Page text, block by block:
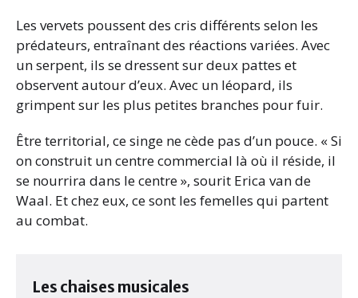
Les vervets poussent des cris différents selon les
prédateurs, entraînant des réactions variées. Avec
un serpent, ils se dressent sur deux pattes et
observent autour d’eux. Avec un léopard, ils
grimpent sur les plus petites branches pour fuir.
Être territorial, ce singe ne cède pas d’un pouce. « Si
on construit un centre commercial là où il réside, il
se nourrira dans le centre », sourit Erica van de
Waal. Et chez eux, ce sont les femelles qui partent
au combat.
Les chaises musicales